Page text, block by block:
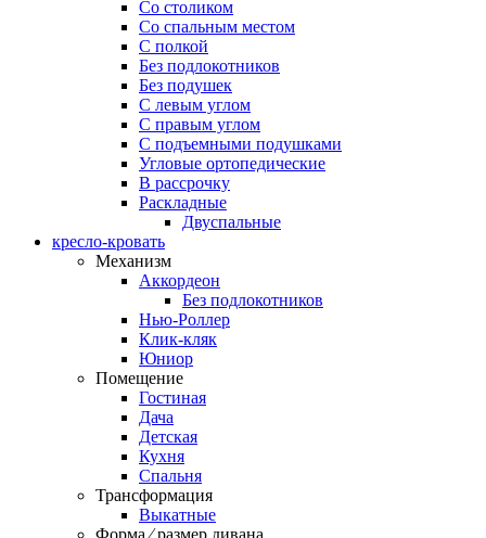
Со столиком
Со спальным местом
С полкой
Без подлокотников
Без подушек
C левым углом
C правым углом
С подъемными подушками
Угловые ортопедические
В рассрочку
Раскладные
Двуспальные
кресло-кровать
Механизм
Аккордеон
Без подлокотников
Нью-Роллер
Клик-кляк
Юниор
Помещение
Гостиная
Дача
Детская
Кухня
Спальня
Трансформация
Выкатные